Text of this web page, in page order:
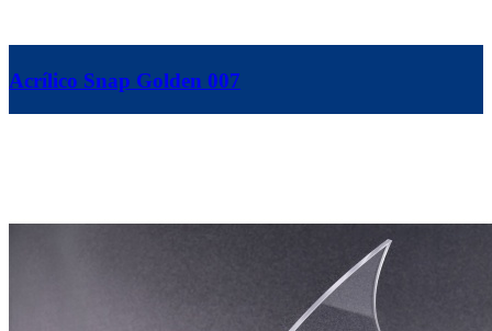
Acrílico Snap Golden 007